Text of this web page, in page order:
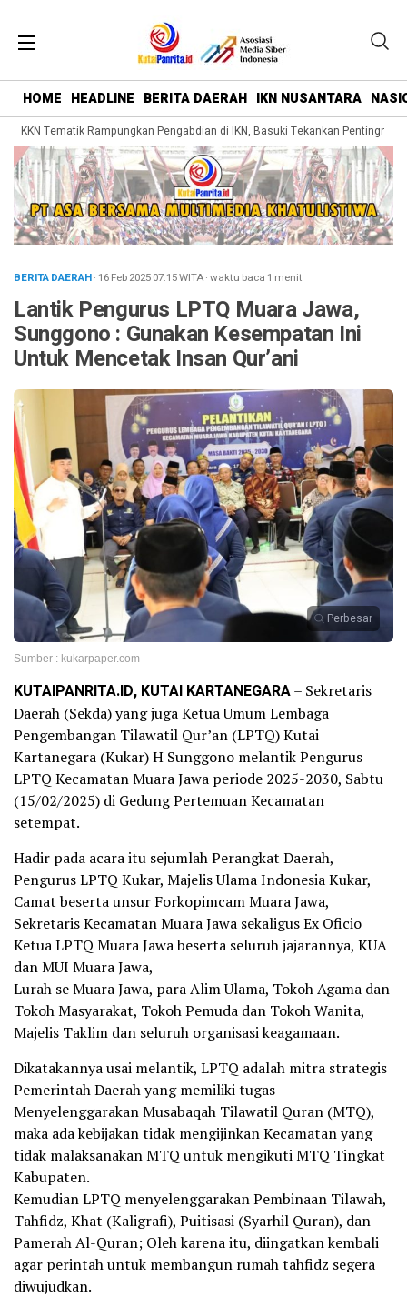
HOME HEADLINE BERITA DAERAH IKN NUSANTARA
KKN Tematik Rampungkan Pengabdian di IKN, Basuki Tekankan Pentingnya
BERITA DAERAH· 16 Feb 202507:15WITA·waktu baca 1 menit
Lantik Pengurus LPTQ Muara Jawa,
Sunggono : Gunakan Kesempatan Ini
Untuk Mencetak Insan Qur’ani
Perbesar
Sumber : kukarpaper.com
KUTAIPANRITA.ID, KUTAI KARTANEGARA– Sekretaris
Daerah (Sekda) yang juga Ketua Umum Lembaga
Pengembangan Tilawatil Qur’an (LPTQ) Kutai
Kartanegara (Kukar) H Sunggono melantik Pengurus
LPTQ Kecamatan Muara Jawa periode 2025-2030, Sabtu
(15/02/2025) di Gedung Pertemuan Kecamatan
setempat.
Hadir pada acara itu sejumlah Perangkat Daerah,
Pengurus LPTQ Kukar, Majelis Ulama Indonesia Kukar,
Camat beserta unsur Forkopimcam Muara Jawa,
Sekretaris Kecamatan Muara Jawa sekaligus Ex Oficio
Ketua LPTQ Muara Jawa beserta seluruh jajarannya, KUA
dan MUI Muara Jawa,
Lurah se Muara Jawa, para Alim Ulama, Tokoh Agama dan
Tokoh Masyarakat, Tokoh Pemuda dan Tokoh Wanita,
Majelis Taklim dan seluruh organisasi keagamaan.
Dikatakannya usai melantik, LPTQ adalah mitra strategis
Pemerintah Daerah yang memiliki tugas
Menyelenggarakan Musabaqah Tilawatil Quran (MTQ),
maka ada kebijakan tidak mengijinkan Kecamatan yang
tidak malaksanakan MTQ untuk mengikuti MTQ Tingkat
Kabupaten.
Kemudian LPTQ menyelenggarakan Pembinaan Tilawah,
Tahfidz, Khat (Kaligrafi), Puitisasi (Syarhil Quran), dan
Pamerah Al-Quran; Oleh karena itu, diingatkan kembali
agar perintah untuk membangun rumah tahfidz segera
diwujudkan.